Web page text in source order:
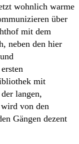
wohnlich warme
über
mit dem
neben den hier
mit
langen,
von den
Gängen dezent